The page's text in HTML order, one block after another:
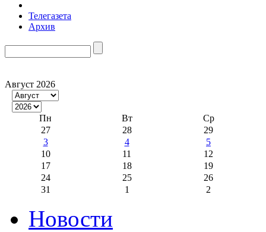
Телегазета
Архив
Август 2026
Пн Вт
Ср
27
28
29
3
4
5
10
11
12
17
18
19
24
25
26
31
1 2
Новости